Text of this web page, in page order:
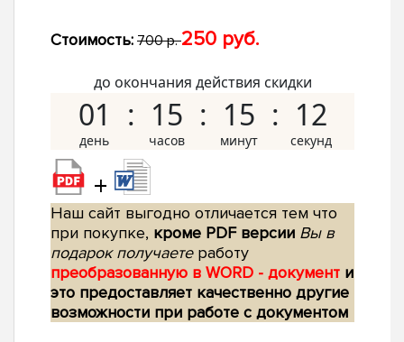
Стоимость: 700 р.250 руб.
до окончания действия скидки
01 15 15 11
+
Наш сайт выгодно отличается тем что
при покупке, кроме PDF версии Вы в
подарок получаетеработу
преобразованную в WORD - документ и
это предоставляет качественно другие
возможности при работе с документом